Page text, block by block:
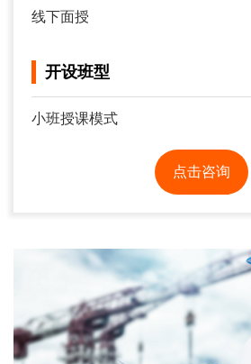
线下面授
开设班型
小班授课模式
点击咨询